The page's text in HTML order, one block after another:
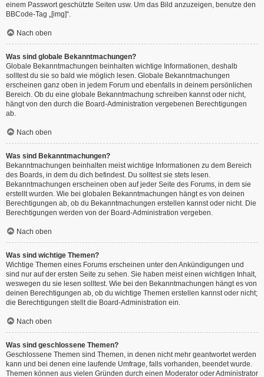
einem Passwort geschützte Seiten usw. Um das Bild anzuzeigen, benutze den
BBCode-Tag „[img]“.
Nach oben
Was sind globale Bekanntmachungen?
Globale Bekanntmachungen beinhalten wichtige Informationen, deshalb
solltest du sie so bald wie möglich lesen. Globale Bekanntmachungen
erscheinen ganz oben in jedem Forum und ebenfalls in deinem persönlichen
Bereich. Ob du eine globale Bekanntmachung schreiben kannst oder nicht,
hängt von den durch die Board-Administration vergebenen Berechtigungen
ab.
Nach oben
Was sind Bekanntmachungen?
Bekanntmachungen beinhalten meist wichtige Informationen zu dem Bereich
des Boards, in dem du dich befindest. Du solltest sie stets lesen.
Bekanntmachungen erscheinen oben auf jeder Seite des Forums, in dem sie
erstellt wurden. Wie bei globalen Bekanntmachungen hängt es von deinen
Berechtigungen ab, ob du Bekanntmachungen erstellen kannst oder nicht. Die
Berechtigungen werden von der Board-Administration vergeben.
Nach oben
Was sind wichtige Themen?
Wichtige Themen eines Forums erscheinen unter den Ankündigungen und
sind nur auf der ersten Seite zu sehen. Sie haben meist einen wichtigen Inhalt,
weswegen du sie lesen solltest. Wie bei den Bekanntmachungen hängt es von
deinen Berechtigungen ab, ob du wichtige Themen erstellen kannst oder nicht;
die Berechtigungen stellt die Board-Administration ein.
Nach oben
Was sind geschlossene Themen?
Geschlossene Themen sind Themen, in denen nicht mehr geantwortet werden
kann und bei denen eine laufende Umfrage, falls vorhanden, beendet wurde.
Themen können aus vielen Gründen durch einen Moderator oder Administrator